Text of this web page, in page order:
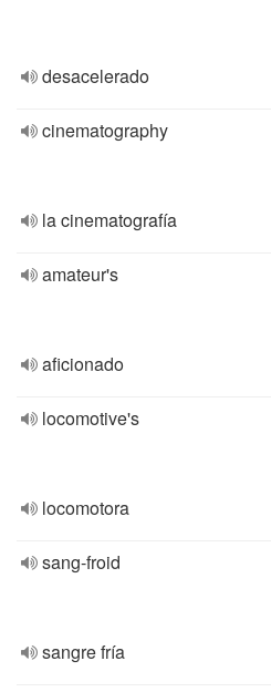
desacelerado
cinematography
la cinematografía
amateur's
aficionado
locomotive's
locomotora
sang-froid
sangre fría